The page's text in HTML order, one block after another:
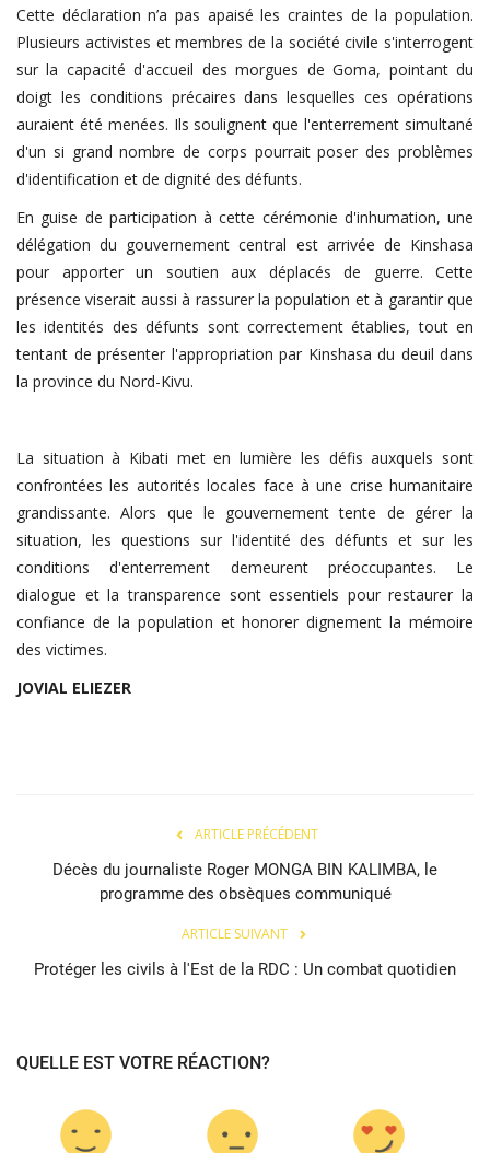
Cette déclaration n’a pas apaisé les craintes de la population.
Plusieurs activistes et membres de la société civile s'interrogent
sur la capacité d'accueil des morgues de Goma, pointant du
doigt les conditions précaires dans lesquelles ces opérations
auraient été menées. Ils soulignent que l'enterrement simultané
d'un si grand nombre de corps pourrait poser des problèmes
d'identification et de dignité des défunts.
En guise de participation à cette cérémonie d'inhumation, une
délégation du gouvernement central est arrivée de Kinshasa
pour apporter un soutien aux déplacés de guerre. Cette
présence viserait aussi à rassurer la population et à garantir que
les identités des défunts sont correctement établies, tout en
tentant de présenter l'appropriation par Kinshasa du deuil dans
la province du Nord-Kivu.
La situation à Kibati met en lumière les défis auxquels sont
confrontées les autorités locales face à une crise humanitaire
grandissante. Alors que le gouvernement tente de gérer la
situation, les questions sur l'identité des défunts et sur les
conditions d'enterrement demeurent préoccupantes. Le
dialogue et la transparence sont essentiels pour restaurer la
confiance de la population et honorer dignement la mémoire
des victimes.
JOVIAL ELIEZER
ARTICLE PRÉCÉDENT
Décès du journaliste Roger MONGA BIN KALIMBA, le
programme des obsèques communiqué
ARTICLE SUIVANT
Protéger les civils à l'Est de la RDC : Un combat quotidien
QUELLE EST VOTRE RÉACTION?